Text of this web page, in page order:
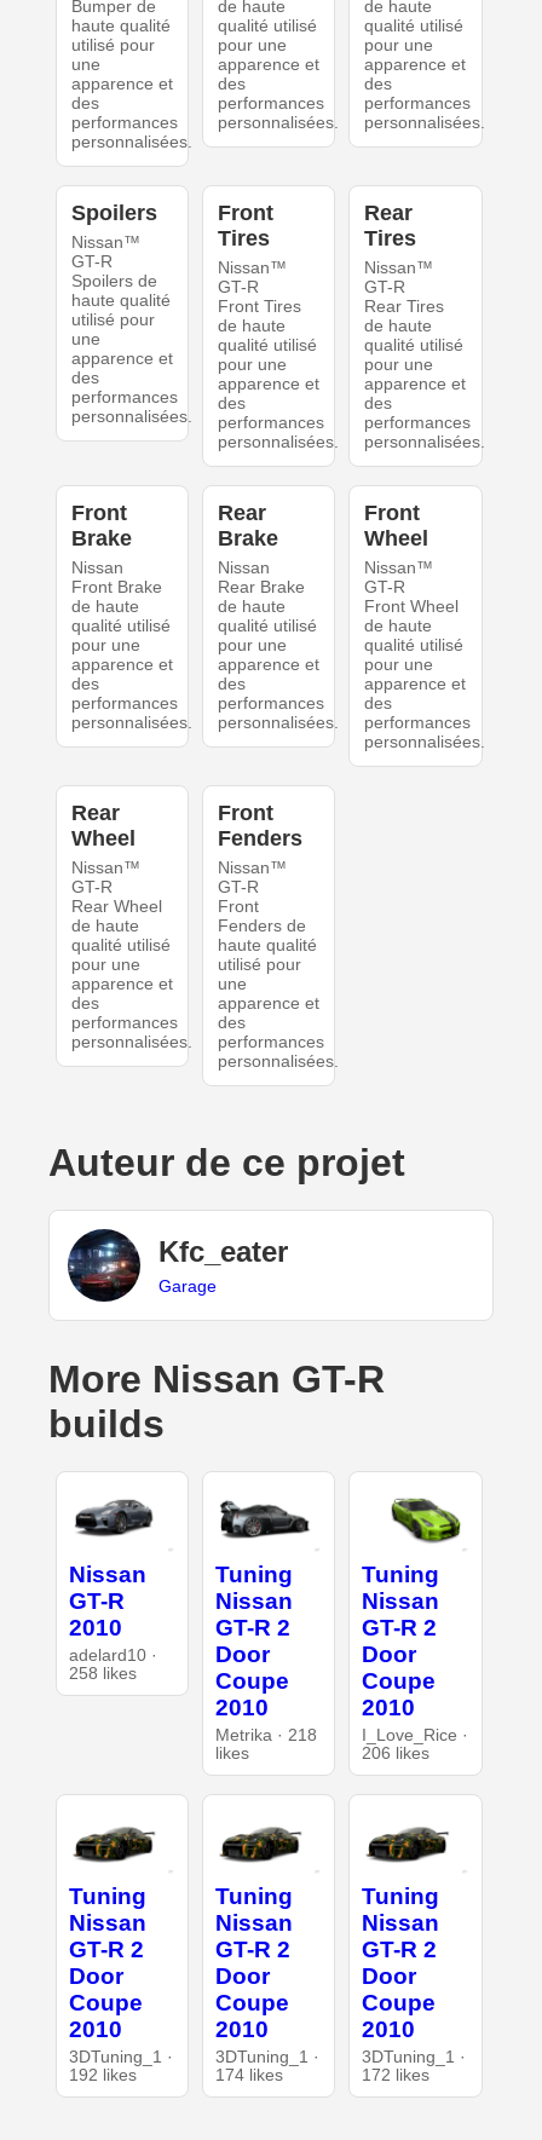
Bumper de
haute qualité
utilisé pour
une
apparence et
des
performances
personnalisées.
de haute
qualité utilisé
pour une
apparence et
des
performances
personnalisées.
de haute
qualité utilisé
pour une
apparence et
des
performances
personnalisées.
Spoilers
Nissan™
GT-R
Spoilers de
haute qualité
utilisé pour
une
apparence et
des
performances
personnalisées.
Front
Tires
Nissan™
GT-R
Front Tires
de haute
qualité utilisé
pour une
apparence et
des
performances
personnalisées.
Rear
Tires
Nissan™
GT-R
Rear Tires
de haute
qualité utilisé
pour une
apparence et
des
performances
personnalisées.
Front
Brake
Nissan
Front Brake
de haute
qualité utilisé
pour une
apparence et
des
performances
personnalisées.
Rear
Brake
Nissan
Rear Brake
de haute
qualité utilisé
pour une
apparence et
des
performances
personnalisées.
Front
Wheel
Nissan™
GT-R
Front Wheel
de haute
qualité utilisé
pour une
apparence et
des
performances
personnalisées.
Rear
Wheel
Nissan™
GT-R
Rear Wheel
de haute
qualité utilisé
pour une
apparence et
des
performances
personnalisées.
Front
Fenders
Nissan™
GT-R
Front
Fenders de
haute qualité
utilisé pour
une
apparence et
des
performances
personnalisées.
Auteur de ce projet
Kfc_eater
Garage
More Nissan GT-R
builds
Nissan
GT-R
2010
adelard10 ·
258 likes
Tuning
Nissan
GT-R 2
Door
Coupe
2010
Metrika · 218
likes
Tuning
Nissan
GT-R 2
Door
Coupe
2010
I_Love_Rice ·
206 likes
Tuning
Nissan
GT-R 2
Door
Coupe
2010
3DTuning_1 ·
192 likes
Tuning
Nissan
GT-R 2
Door
Coupe
2010
3DTuning_1 ·
174 likes
Tuning
Nissan
GT-R 2
Door
Coupe
2010
3DTuning_1 ·
172 likes